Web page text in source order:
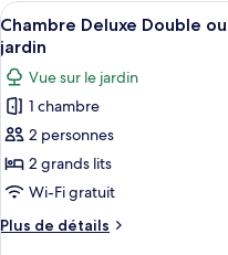
balcon,
vue
jardin
de
chambre
Chambre
Triple
Deluxe,
balcon,
vue
jardin
Afficher
toutes
les
photos
pour
ce
type
de
chambre :
Chambre
5
Chambre Deluxe Double
jardin
Vue sur le jardin
1 chambre
2 personnes
2 grands lits
Wi-Fi gratuit
Plus de détails
Plus